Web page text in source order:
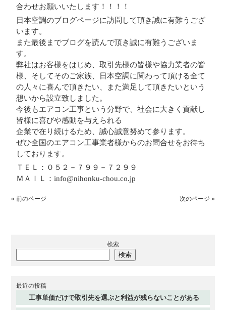
合わせお願いいたします！！！！
日本空調のブログページに訪問して頂き誠に有難うござ
います。
また最後までブログを読んで頂き誠に有難うございま
す。
弊社はお客様をはじめ、取引先様の皆様や協力業者の皆
様、そしてそのご家族、日本空調に関わって頂ける全て
の人々に喜んで頂きたい、また満足して頂きたいという
想いから設立致しました。
今後もエアコン工事という分野で、社会に大きく貢献し
皆様に喜びや感動を与えられる
企業で在り続けるため、誠心誠意努めて参ります。
ぜひ全国のエアコン工事業者様からのお問合せをお待ち
しております。
ＴＥＬ：０５２－７９９－７２９９
ＭＡＩＬ：info@nihonku-chou.co.jp
« 前のページ 次のページ »
検索
検索
最近の投稿
工事単価だけで取引先を選ぶと利益が残らないことがある